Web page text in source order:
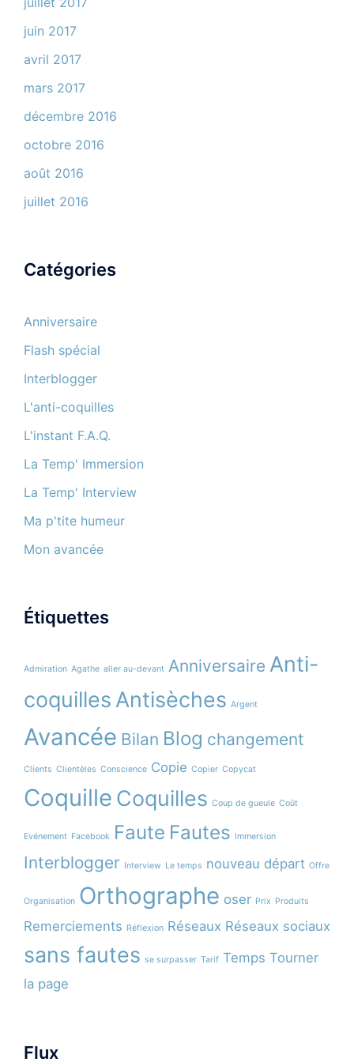
juin 2017
avril 2017
mars 2017
décembre 2016
octobre 2016
août 2016
juillet 2016
Catégories
Anniversaire
Flash spécial
Interblogger
L'anti-coquilles
L'instant F.A.Q.
La Temp' Immersion
La Temp' Interview
Ma p'tite humeur
Mon avancée
Étiquettes
Admiration Agathe aller au-devant Anniversaire Anti-
coquilles Antisèches Argent
Avancée Bilan Blog changement
Clients Clientèles Conscience Copie Copier Copycat
Coquille Coquilles Coup de gueule Coût
Evénement Facebook Faute Fautes Immersion
Interblogger Interview Le temps nouveau départ Offre
Organisation Orthographe oser Prix Produits
Remerciements Réflexion Réseaux Réseaux sociaux
sans fautes se surpasser Tarif Temps Tourner
la page
Flux